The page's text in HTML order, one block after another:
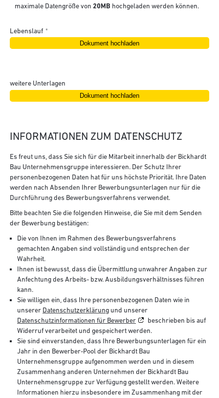
maximale Datengröße von 20MB hochgeladen werden können.
Lebenslauf
weitere Unterlagen
INFORMATIONEN ZUM DATENSCHUTZ
Es freut uns, dass Sie sich für die Mitarbeit innerhalb der Bickhardt
Bau Unternehmensgruppe interessieren. Der Schutz Ihrer
personenbezogenen Daten hat für uns höchste Priorität. Ihre Daten
werden nach Absenden Ihrer Bewerbungsunterlagen nur für die
Durchführung des Bewerbungsverfahrens verwendet.
Bitte beachten Sie die folgenden Hinweise, die Sie mit dem Senden
der Bewerbung bestätigen:
Die von Ihnen im Rahmen des Bewerbungsverfahrens
gemachten Angaben sind vollständig und entsprechen der
Wahrheit.
Ihnen ist bewusst, dass die Übermittlung unwahrer Angaben zur
Anfechtung des Arbeits- bzw. Ausbildungsverhältnisses führen
kann.
Sie willigen ein, dass Ihre personenbezogenen Daten wie in
unserer Datenschutzerklärung und unserer
Datenschutzinformationen für Bewerber
beschrieben bis auf
Widerruf verarbeitet und gespeichert werden.
Sie sind einverstanden, dass Ihre Bewerbungsunterlagen für ein
Jahr in den Bewerber-Pool der Bickhardt Bau
Unternehmensgruppe aufgenommen werden und in diesem
Zusammenhang anderen Unternehmen der Bickhardt Bau
Unternehmensgruppe zur Verfügung gestellt werden. Weitere
Informationen hierzu insbesondere im Zusammenhang mit der